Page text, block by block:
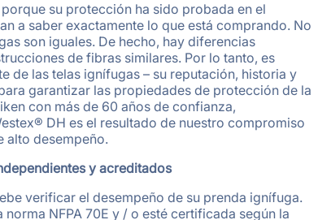
su protección ha sido probada en el
a saber exactamente lo que está comprando. No
son iguales. De hecho, hay diferencias
de fibras similares. Por lo tanto, es
las telas ignífugas – su reputación, historia y
garantizar las propiedades de protección de la
con más de 60 años de confianza,
DH es el resultado de nuestro compromiso
alto desempeño.
y acreditados
verificar el desempeño de su prenda ignífuga.
NFPA 70E y / o esté certificada según la